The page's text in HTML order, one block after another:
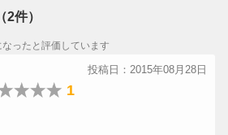
件）
ったと評価しています
投稿日：2015年08月28日
1